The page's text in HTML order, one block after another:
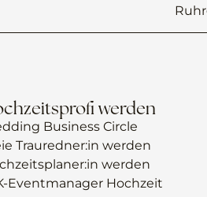
werden
Business Circle
Trauredner:in werden
werden
Eventmanager Hochzeit